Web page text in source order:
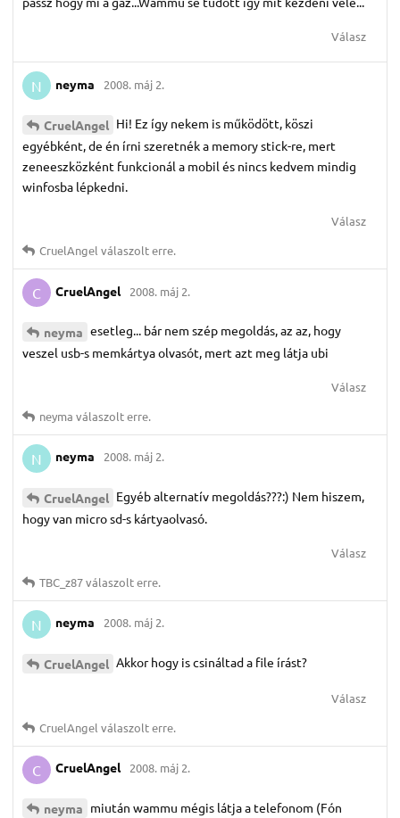
Válasz
N neyma 2008. máj 2.
CruelAngel Hi! Ez így nekem is működött, köszi
egyébként, de én írni szeretnék a memory stick-re, mert
zeneeszközként funkcionál a mobil és nincs kedvem mindig
winfosba lépkedni.
Válasz
CruelAngel válaszolt erre.
C CruelAngel 2008. máj 2.
neyma esetleg... bár nem szép megoldás, az az, hogy
veszel usb-s memkártya olvasót, mert azt meg látja ubi
Válasz
neyma válaszolt erre.
N neyma 2008. máj 2.
CruelAngel Egyéb alternatív megoldás???:) Nem hiszem,
hogy van micro sd-s kártyaolvasó.
Válasz
TBC_z87válaszolt erre.
N neyma 2008. máj 2.
CruelAngel Akkor hogy is csináltad a file írást?
Válasz
CruelAngel válaszolt erre.
C CruelAngel 2008. máj 2.
neyma miután wammu mégis látja a telefonom (Fón